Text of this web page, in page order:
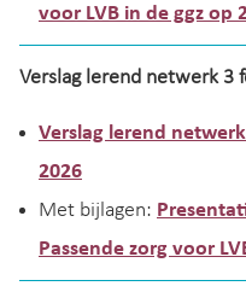
voor LVB in de ggz op
Verslag lerend netwerk 3
Verslag lerend
2026
Met bijlagen:
Passende zorg voor